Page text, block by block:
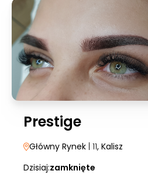
Prestige
Główny Rynek | 11, Kalisz
Dzisiaj:zamknięte